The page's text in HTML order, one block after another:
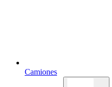
Camiones